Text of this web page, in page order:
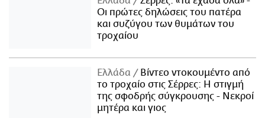
Οι πρώτες δηλώσεις του πατέρα
και συζύγου των θυμάτων του
τροχαίου
Ελλάδα
Βίντεο ντοκουμέντο από
το τροχαίο στις Σέρρες: Η στιγμή
της σφοδρής σύγκρουσης - Νεκροί
μητέρα και γιος